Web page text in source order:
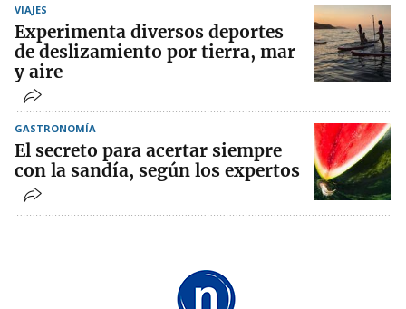
VIAJES
Experimenta diversos deportes
de deslizamiento por tierra, mar
y aire
GASTRONOMÍA
El secreto para acertar siempre
con la sandía, según los expertos